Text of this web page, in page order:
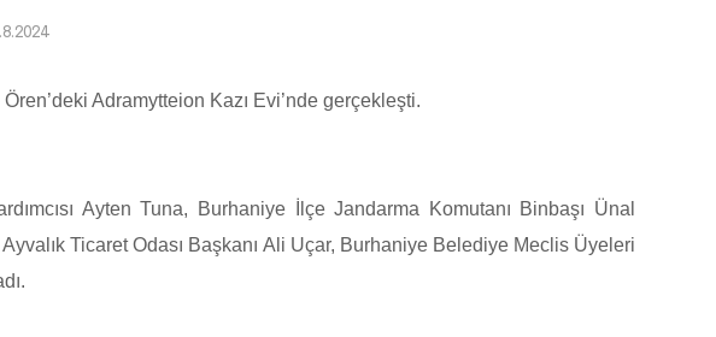
Adramytteion Kazı Evi’nde gerçekleşti.
Ayten Tuna, Burhaniye İlçe Jandarma Komutanı Binbaşı Ünal
Ticaret Odası Başkanı Ali Uçar, Burhaniye Belediye Meclis Üyeleri